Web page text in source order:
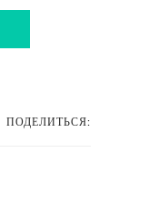
ПОДЕЛИТЬСЯ: